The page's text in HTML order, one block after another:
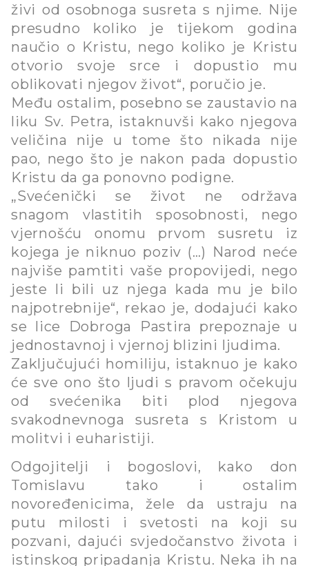
živi od osobnoga susreta s njime. Nije
presudno koliko je tijekom godina
naučio o Kristu, nego koliko je Kristu
otvorio svoje srce i dopustio mu
oblikovati njegov život“, poručio je.
Među ostalim, posebno se zaustavio na
liku Sv. Petra, istaknuvši kako njegova
veličina nije u tome što nikada nije
pao, nego što je nakon pada dopustio
Kristu da ga ponovno podigne.
„Svećenički se život ne održava
snagom vlastitih sposobnosti, nego
vjernošću onomu prvom susretu iz
kojega je niknuo poziv (…) Narod neće
najviše pamtiti vaše propovijedi, nego
jeste li bili uz njega kada mu je bilo
najpotrebnije“, rekao je, dodajući kako
se lice Dobroga Pastira prepoznaje u
jednostavnoj i vjernoj blizini ljudima.
Zaključujući homiliju, istaknuo je kako
će sve ono što ljudi s pravom očekuju
od svećenika biti plod njegova
svakodnevnoga susreta s Kristom u
molitvi i euharistiji.
Odgojitelji i bogoslovi, kako don
Tomislavu tako i ostalim
novoređenicima, žele da ustraju na
putu milosti i svetosti na koji su
pozvani, dajući svjedočanstvo života i
istinskog pripadanja Kristu. Neka ih na